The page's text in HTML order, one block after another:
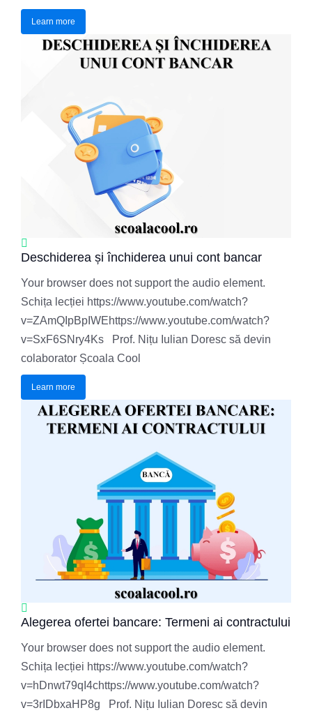
Learn more
Deschiderea și închiderea unui cont bancar
Your browser does not support the audio element.
Schița lecției https://www.youtube.com/watch?
v=ZAmQIpBpIWEhttps://www.youtube.com/watch?
v=SxF6SNry4Ks Prof. Nițu Iulian Doresc să devin
colaborator Școala Cool
Learn more
Alegerea ofertei bancare: Termeni ai contractului
Your browser does not support the audio element.
Schița lecției https://www.youtube.com/watch?
v=hDnwt79qI4chttps://www.youtube.com/watch?
v=3rIDbxaHP8g Prof. Nițu Iulian Doresc să devin